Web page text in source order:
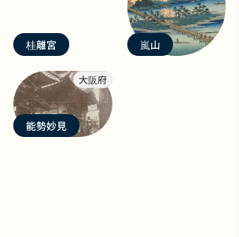
桂離宮 嵐山
大阪府
能勢妙見